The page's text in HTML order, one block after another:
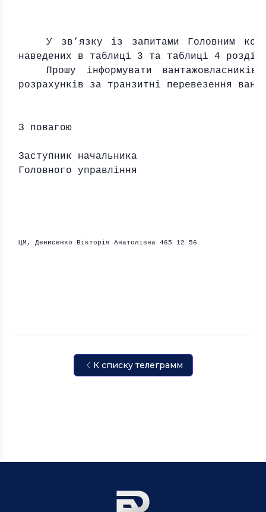
У зв’язку iз запитами Головним
наведених в таблицi 3 та таблицi 4 роздi
Прошу iнформувати вантажовласникiв,
розрахункiв за транзитнi перевезення
З повагою
Заступник начальника
Головного управлiння
ЦМ, Денисенко Вiкторiя Анатолiвна 465 12 56
К списку телеграмм